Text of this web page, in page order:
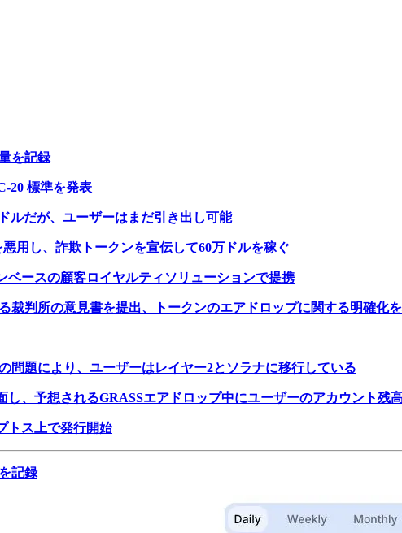
を記録
20 標準を発表
ルだが、ユーザーはまだ引き出し可能
用し、詐欺トークンを宣伝して60万ドルを稼ぐ
ースの顧客ロイヤルティソリューションで提携
裁判所の意見書を提出、トークンのエアドロップに関する明確化
問題により、ユーザーはレイヤー2とソラナに移行している
し、予想されるGRASSエアドロップ中にユーザーのアカウント残
トス上で発行開始
記録